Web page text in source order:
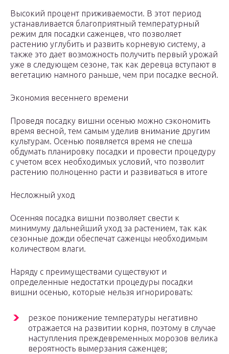
Высокий процент приживаемости. В этот период
устанавливается благоприятный температурный
режим для посадки саженцев, что позволяет
растению углубить и развить корневую систему, а
также это дает возможность получить первый урожай
уже в следующем сезоне, так как деревца вступают в
вегетацию намного раньше, чем при посадке весной.
Экономия весеннего времени
Проведя посадку вишни осенью можно сэкономить
время весной, тем самым уделив внимание другим
культурам. Осенью появляется время не спеша
обдумать планировку посадки и провести процедуру
с учетом всех необходимых условий, что позволит
растению полноценно расти и развиваться в итоге
Несложный уход
Осенняя посадка вишни позволяет свести к
минимуму дальнейший уход за растением, так как
сезонные дожди обеспечат саженцы необходимым
количеством влаги.
Наряду с преимуществами существуют и
определенные недостатки процедуры посадки
вишни осенью, которые нельзя игнорировать:
резкое понижение температуры негативно
отражается на развитии корня, поэтому в случае
наступления преждевременных морозов велика
вероятность вымерзания саженцев;